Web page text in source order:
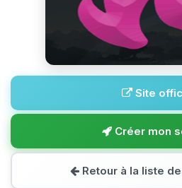
Site
Créer mon
Retour à la liste